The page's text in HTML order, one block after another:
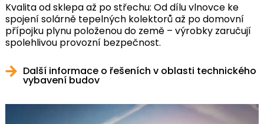
Kvalita od sklepa až po střechu: Od dílu vlnovce ke
spojení solárně tepelných kolektorů až po domovní
přípojku plynu položenou do země – výrobky zaručují
spolehlivou provozní bezpečnost.
Další informace o řešeních v oblasti technického
vybavení budov